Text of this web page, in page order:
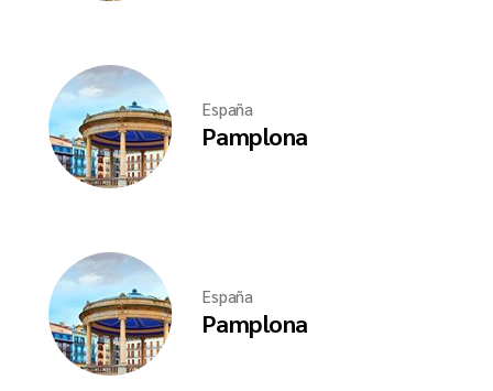
España
Pamplona
España
Pamplona